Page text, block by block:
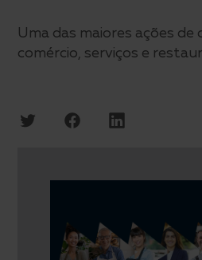
Uma das maiores ações de
comércio, serviços e